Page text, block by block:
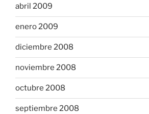
abril 2009
enero 2009
diciembre 2008
noviembre 2008
octubre 2008
septiembre 2008